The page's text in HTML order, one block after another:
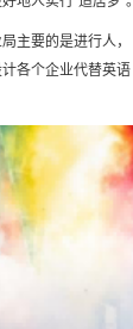
主要的是进行人，
各个企业代替英语